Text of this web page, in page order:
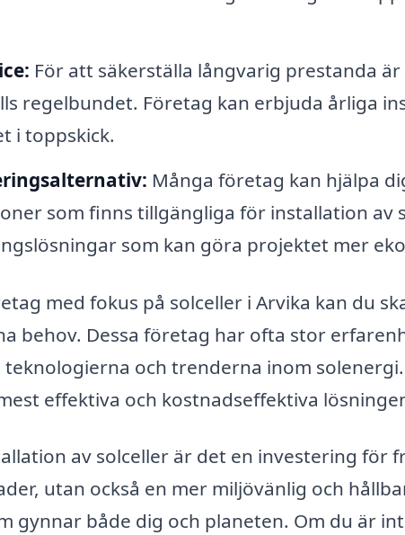
För att säkerställa långvarig prestanda
regelbundet. Företag kan erbjuda årliga
i toppskick.
Många företag kan hjälpa
som finns tillgängliga för installation av
som kan göra projektet mer
med fokus på solceller i Arvika kan du
behov. Dessa företag har ofta stor
teknologierna och trenderna inom
effektiva och kostnadseffektiva
av solceller är det en investering för
utan också en mer miljövänlig och
gynnar både dig och planeten. Om du är